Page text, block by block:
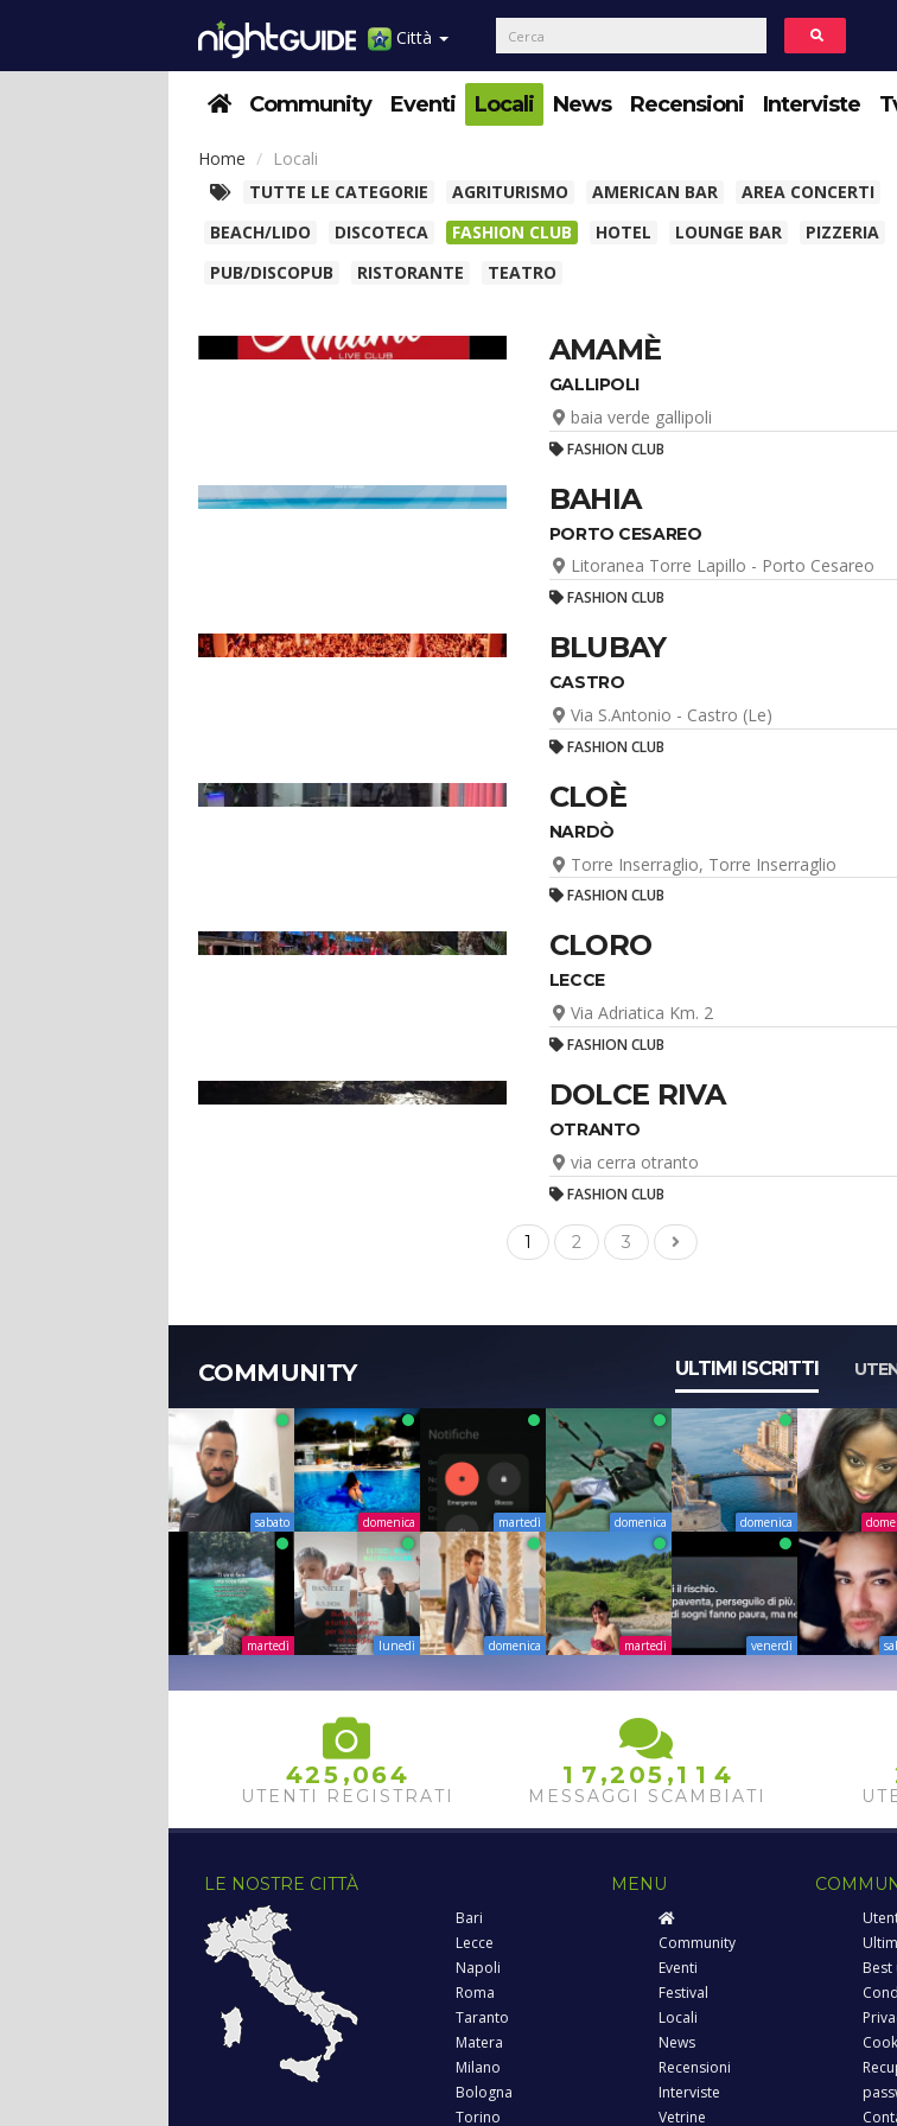
Città
Community Eventi Locali News Recensioni Interviste
Home
Locali
TUTTE LE CATEGORIE
AGRITURISMO AMERICAN BAR
AREA CONCERTI
BEACH/LIDO
DISCOTECA FASHION CLUB HOTEL LOUNGE BAR
PIZZERIA
PUB/DISCOPUB
RISTORANTE TEATRO
AMAMÈ
GALLIPOLI
baia verde gallipoli
FASHION CLUB
BAHIA
PORTO CESAREO
Litoranea Torre Lapillo - Porto Cesareo
FASHION CLUB
BLUBAY
CASTRO
Via S.Antonio - Castro (Le)
FASHION CLUB
CLOÈ
NARDÒ
Torre Inserraglio, Torre Inserraglio
FASHION CLUB
CLORO
LECCE
Via Adriatica Km. 2
FASHION CLUB
DOLCE RIVA
OTRANTO
via cerra otranto
FASHION CLUB
1 2 3
COMMUNITY ULTIMI ISCRITTI
sabato domenica martedì domenica domenica
martedì lunedì domenica martedì venerdì
425 ,064
UTENTI REGISTRATI
1 7 ,2 05 ,1 1 4
MESSAGGI SCAMBIATI
LE NOSTRE CITTÀ
Bari
Lecce
Napoli
Roma
Taranto
Matera
Milano
Bologna
Torino
MENU
Community
Eventi
Festival
Locali
News
Recensioni
Interviste
Vetrine
Best